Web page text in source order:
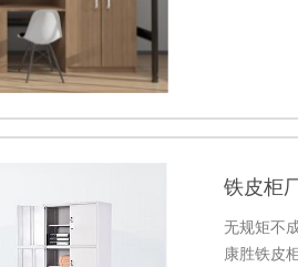
铁皮柜
无规矩不
康胜铁皮